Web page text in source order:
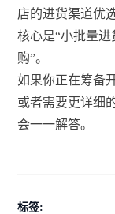
店的进货渠道优
核心是“小批量
购”。
如果你正在筹备
或者需要更详细
会一一解答。
标签: